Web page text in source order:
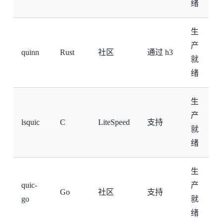
绪
quinn Rust 社区 通过 h3
生
产
就
绪
lsquic C LiteSpeed 支持
生
产
就
绪
quic-
go
Go 社区 支持
生
产
就
绪